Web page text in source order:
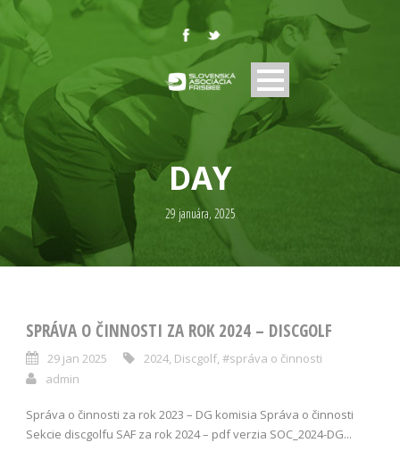
DAY
29 januára, 2025
SPRÁVA O ČINNOSTI ZA ROK 2024 – DISCGOLF
29 jan 2025 2024, Discgolf, #správa o činnosti
admin
Správa o činnosti za rok 2023 – DG komisia Správa o činnosti
Sekcie discgolfu SAF za rok 2024 – pdf verzia SOC_2024-DG...